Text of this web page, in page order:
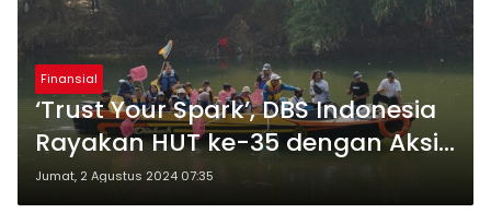
Finansial
‘Trust Your Spark’, DBS Indonesia
Rayakan HUT ke-35 dengan Aksi
Peduli Lingkungan Bersama
Jumat, 2 Agustus 2024 07:35